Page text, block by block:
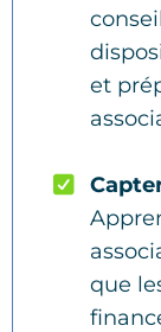
et
que